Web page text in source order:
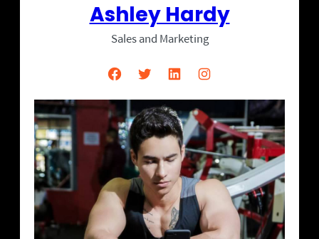
Ashley Hardy
Sales and Marketing
Facebook Twitter LinkedIn Instagram